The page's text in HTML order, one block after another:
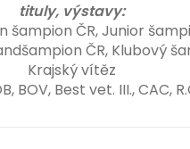
tituly, výstavy:
šampion ČR, Junior
ČR, Klubový
Krajský vítěz
BOV, Best vet. III., CAC,